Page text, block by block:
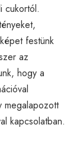
cukortól.
festünk
az
hogy a
megalapozott
kapcsolatban.